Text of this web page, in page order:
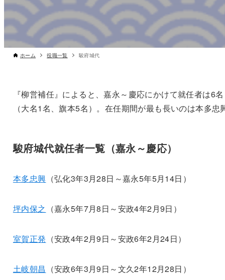
ホーム 役職一覧 駿府城代
『柳営補任』によると、嘉永～慶応にかけて就任者は6名
（大名1名、旗本5名）。在任期間が最も長いのは本多忠
駿府城代就任者一覧（嘉永～慶応）
本多忠興 （弘化3年3月28日～嘉永5年5月14日）
坪内保之 （嘉永5年7月8日～安政4年2月9日）
室賀正発 （安政4年2月9日～安政6年2月24日）
土岐朝昌 （安政6年3月9日～文久2年12月28日）